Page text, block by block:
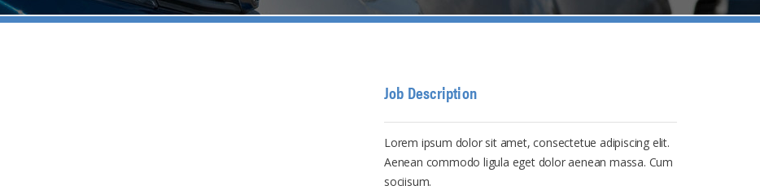
Job Description
Lorem ipsum dolor sit amet, consectetue adipiscing elit.
Aenean commodo ligula eget dolor aenean massa. Cum
sociisum.